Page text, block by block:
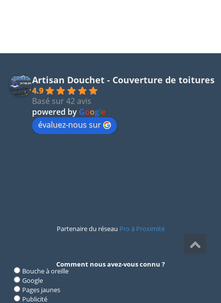
Artisan Douchet - Couverture de toitures
4.9
Basé sur 42 avis
powered by Google
évaluez-nous sur
Partenaire du réseau Pro à Proximité
Comment nous avez-vous connu ?
Bouche à oreille
Google
Pages jaunes
Publicité